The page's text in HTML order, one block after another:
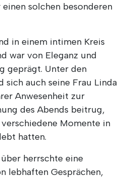
solchen besonderen
in einem intimen Kreis
war von Eleganz und
geprägt. Unter den
sich auch seine Frau Linda
Anwesenheit zur
des Abends beitrug,
Momente in
hatten.
herrschte eine
lebhaften Gesprächen,